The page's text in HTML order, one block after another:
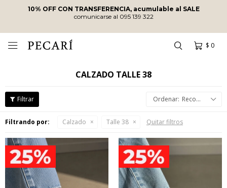
ENVÍOS SIN COSTOA PARTIR DE$10.000·
EN COMPRAS REALIZADAS ANTES DE
$ 0

CALZADO TALLE 38
Recomendados
Filtrando por: Calzado Talle 38 Quitar filtros